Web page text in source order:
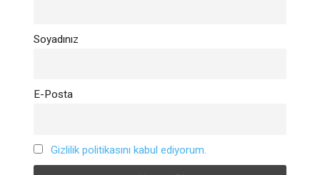
Soyadınız
E-Posta
Gizlilik politikasını kabul ediyorum.